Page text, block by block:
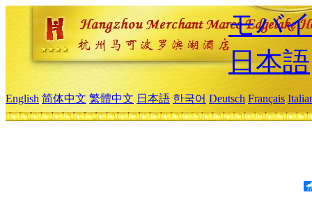
モバ
日本語
English 简体中文 繁體中文 日本語 한국어 Deutsch Français